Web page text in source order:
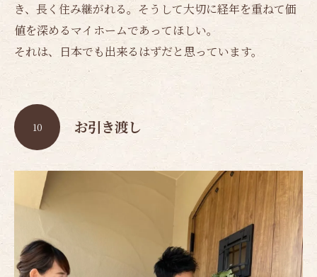
き、長く住み継がれる。そうして大切に経年を重ねて価
値を深めるマイホームであってほしい。
それは、日本でも出来るはずだと思っています。
お引き渡し
10